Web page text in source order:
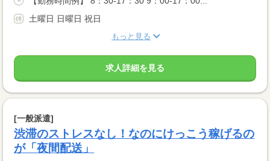
土曜日 日曜日 祝日
もっと見る
求人詳細を見る
[一般派遣]
渋滞のストレスなし！なのにけっこう稼げるの
が「夜間配送」